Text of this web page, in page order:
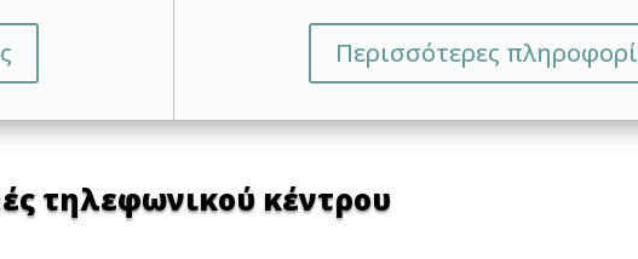
Περισσότερες
τηλεφωνικού κέντρου